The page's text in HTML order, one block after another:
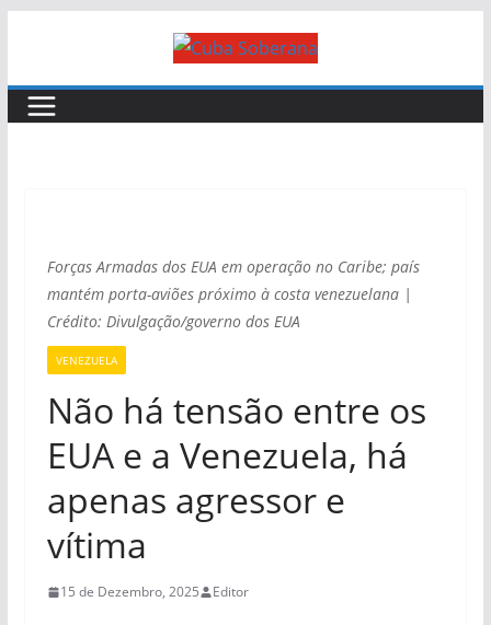
Forças Armadas dos EUA em operação no Caribe; país
mantém porta-aviões próximo à costa venezuelana |
Crédito: Divulgação/governo dos EUA
VENEZUELA
Não há tensão entre os
EUA e a Venezuela, há
apenas agressor e
vítima
15 de Dezembro, 2025 Editor